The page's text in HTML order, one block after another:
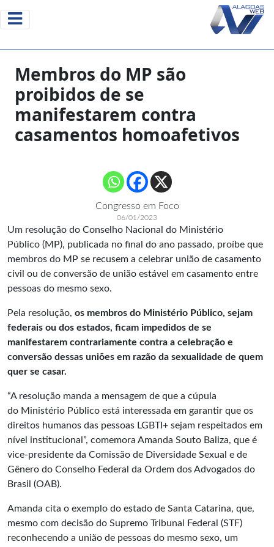
Membros do MP são
proibidos de se
manifestarem contra
casamentos homoafetivos
Congresso em Foco
06/01/2023
Um resolução do Conselho Nacional do Ministério
Público (MP), publicada no final do ano passado, proíbe que
membros do MP se recusem a celebrar união de casamento
civil ou de conversão de união estável em casamento entre
pessoas do mesmo sexo.
Pela resolução, os membros do Ministério Público, sejam
federais ou dos estados, ficam impedidos de se
manifestarem contrariamente contra a celebração e
conversão dessas uniões em razão da sexualidade de quem
quer se casar.
“A resolução manda a mensagem de que a cúpula
do Ministério Público está interessada em garantir que os
direitos humanos das pessoas LGBTI+ sejam respeitados em
nível institucional”, comemora Amanda Souto Baliza, que é
vice-presidente da Comissão de Diversidade Sexual e de
Gênero do Conselho Federal da Ordem dos Advogados do
Brasil (OAB).
Amanda cita o exemplo do estado de Santa Catarina, que,
mesmo com decisão do Supremo Tribunal Federal (STF)
reconhecendo a união de pessoas do mesmo sexo, um